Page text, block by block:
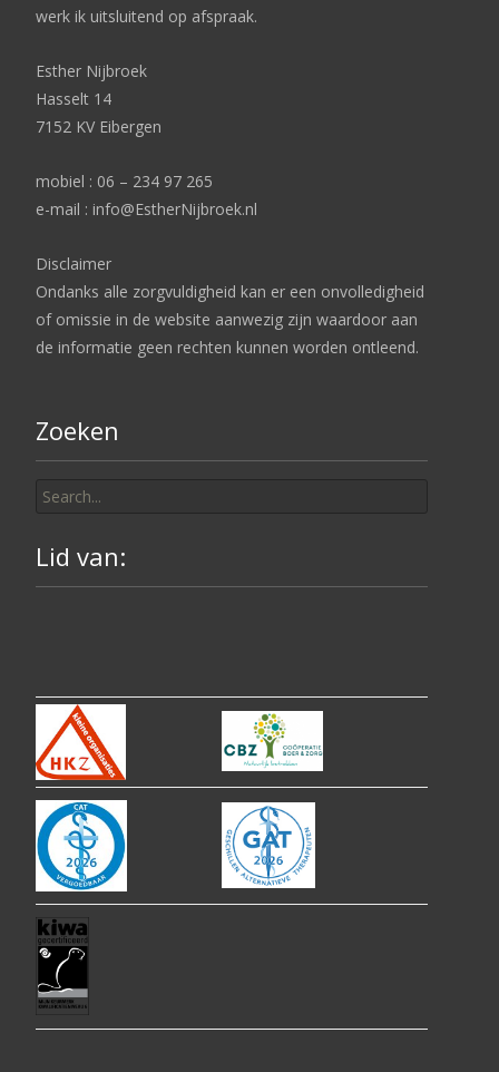
werk ik uitsluitend op afspraak.
Esther Nijbroek
Hasselt 14
7152 KV Eibergen
mobiel : 06 – 234 97 265
e-mail : info@EstherNijbroek.nl
Disclaimer
Ondanks alle zorgvuldigheid kan er een onvolledigheid
of omissie in de website aanwezig zijn waardoor aan
de informatie geen rechten kunnen worden ontleend.
Zoeken
for:
Lid van: